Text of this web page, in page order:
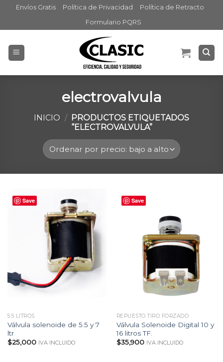
content
Envíos Gratis Política de Privacidad
Política de Retracto
Formulario PQRS
electrovalvula
INICIO /
PRODUCTOS ETIQUETADOS
“ELECTROVALVULA”
Save
5.5 LITROS
Válvula solenoide de 5.5 y 7
ltr
$25,000 IVA INCLUIDO
Save
REPUESTO TIRO FORZADO
Válvula Solenoide Digital 10 y
16 litros TF.
$35,900 IVA INCLUIDO